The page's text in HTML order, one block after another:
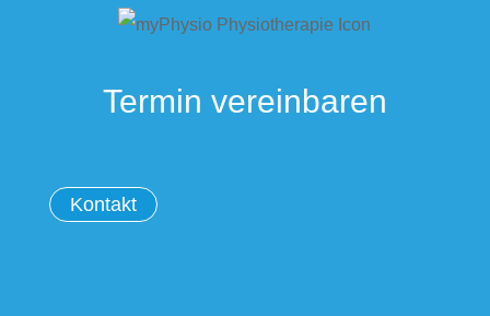
Termin vereinbaren
Kontakt